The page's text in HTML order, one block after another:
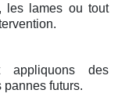
les lames ou tout
des
pannes futurs.